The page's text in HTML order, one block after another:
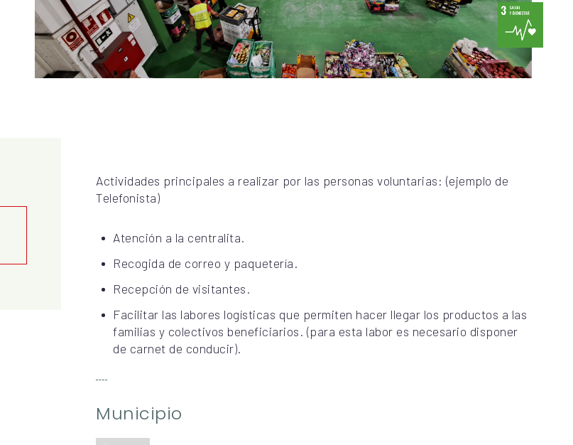
Actividades principales a realizar por las personas voluntarias: (ejemplo de
Telefonista)
Atención a la centralita.
Recogida de correo y paquetería.
Recepción de visitantes.
Facilitar las labores logísticas que permiten hacer llegar los productos a las
familias y colectivos beneficiarios. (para esta labor es necesario disponer
de carnet de conducir).
Municipio